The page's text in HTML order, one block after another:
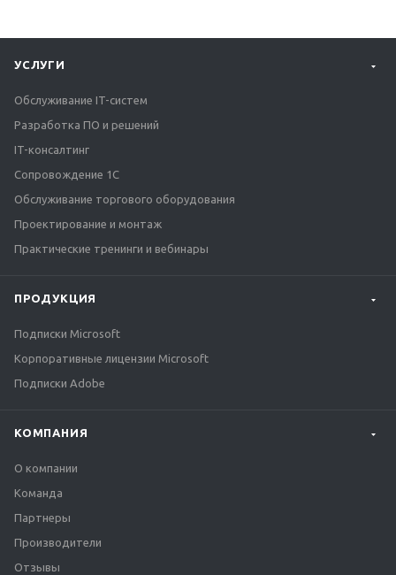
УСЛУГИ
Обслуживание IT-систем
Разработка ПО и решений
IT-консалтинг
Сопровождение 1С
Обслуживание торгового оборудования
Проектирование и монтаж
Практические тренинги и вебинары
ПРОДУКЦИЯ
Подписки Microsoft
Корпоративные лицензии Microsoft
Подписки Adobe
КОМПАНИЯ
О компании
Команда
Партнеры
Производители
Отзывы